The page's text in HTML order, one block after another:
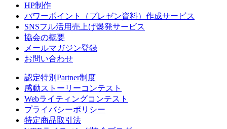
HP制作
パワーポイント（プレゼン資料）作成サービス
SNSフル活用売上げ爆発サービス
協会の概要
メールマガジン登録
お問い合わせ
認定特別Partner制度
感動ストーリーコンテスト
Webライティングコンテスト
プライバシーポリシー
特定商品取引法